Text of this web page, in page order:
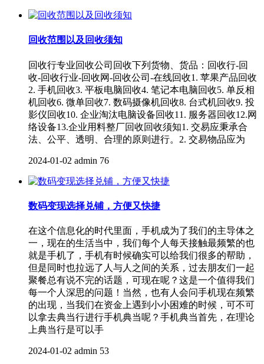
回收范围以及回收须知
回收行专业回收公司回收下列货物、货品：回收行-回
收-回收行业-回收网-回收公司-在线回收1. 苹果产品回收
2. 手机回收3. 平板电脑回收4. 笔记本电脑回收5. 单反相
机回收6. 微单回收7. 数码摄像机回收8. 台式机回收9. 投
影仪回收10. 企业淘汰电脑设备回收11. 服务器回收12.网
络设备13.企业用料整厂回收回收须知1. 交易应秉承合
法、公平、透明、合理的原则进行。2. 交易物品应为
2024-01-02 admin 76
数码变现选择兑铺，方便又快捷
在这个信息化的时代里面，手机成为了我们的主导体之
一，现在的生活当中，我们每个人每天接触最频繁的也
就是手机了，手机有时候确实可以给我们很多的帮助，
但是同时也拉远了人与人之间的关系，过去朋友们一起
聚餐总有说不完的话题，可现在呢？这是一个值得我们
每一个人深思的问题！当然，也有人会问手机现在频繁
的出现，当我们在资金上遇到小小困难的时候，可不可
以拿去典当行进行手机典当呢？手机典当首先，在理论
上典当行是可以手
2024-01-02 admin 53